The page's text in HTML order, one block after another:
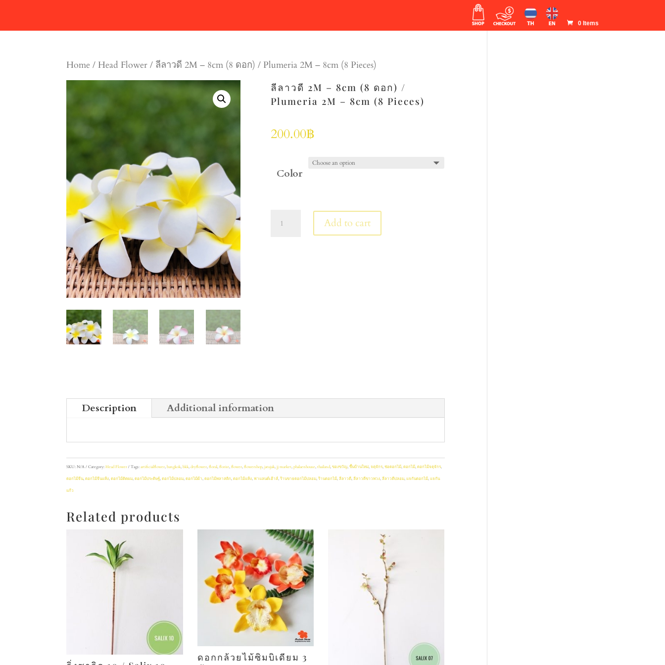
0 Items
Home / Head Flower / ลีลาวดี 2M – 8cm (8 ดอก) / Plumeria 2M – 8cm (8 Pieces)
ลีลาวดี 2M – 8cm (8 ดอก) /
Plumeria 2M – 8cm (8 Pieces)
200.00฿
Color
วดี
Add to cart
Description Additional information
SKU:N/A Category:Head Flower Tags:artificialflower,bangkok,bkk,dryflower,floral,florist,flower,flowershop,jatujak,jj market,phalaenhouse,thailand,ของขวัญ,ขึ้นบ้านใหม่,จตุจักร,ช่อดอกไม้,ดอกไม้,ดอกไม้จตุจักร,
ดอกไม้จีน,ดอกไม้จีนแห้ง,ดอกไม้ติดผม,ดอกไม้ประดิษฐ์,ดอกไม้ปลอม,ดอกไม้ผ้า,ดอกไม้พลาสติก,ดอกไม้แห้ง,ฟาแลนด์เฮ้าส์,ร้านขายดอกไม้ปลอม,ร้านดอกไม้,ลีลาวดี,ลีลาวดีขาวพวง,ลีลาวดีปลอม,แจกันดอกไม้,แจกัน
แก้ว
Related products
ดอกกล้วยไม้ซิมบิเดียม 3